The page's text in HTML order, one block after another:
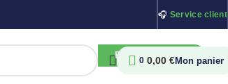
🎧 Service client
RECHERCHER
0 0,00 €